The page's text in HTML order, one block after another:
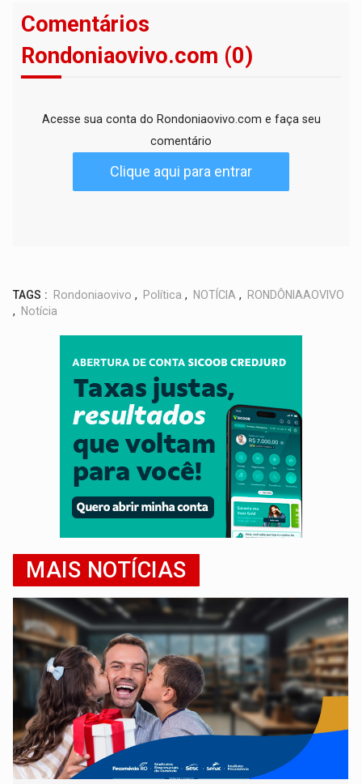
Comentários
Rondoniaovivo.com (0)
Acesse sua conta do Rondoniaovivo.com e faça seu
comentário
Clique aqui para entrar
TAGS : Rondoniaovivo , Política , NOTÍCIA ,
RONDÔNIAAOVIVO
,
Notícia
MAIS NOTÍCIAS